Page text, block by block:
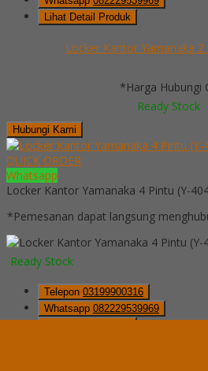
Lihat Detail Produk
Locker Kantor Yamanaka 2
*Harga Hubungi
Ready Stock
Hubungi Kami
QUICK ORDER
Whatsapp
Locker Kantor Yamanaka 4 Pintu (Y-
*Pemesanan dapat langsung
Ready Stock
Telepon 03199900316
Whatsapp 082229539969